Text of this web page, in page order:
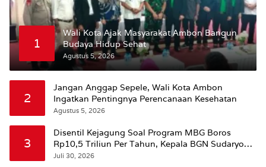
1
Wali Kota Ajak Masyarakat Ambon Bangun
Budaya Hidup Sehat
Agustus 5, 2026
2
Jangan Anggap Sepele, Wali Kota Ambon
Ingatkan Pentingnya Perencanaan Kesehatan
Agustus 5, 2026
3
Disentil Kejagung Soal Program MBG Boros
Rp10,5 Triliun Per Tahun, Kepala BGN Sudaryono
Beri Penjelasan
Juli 30, 2026